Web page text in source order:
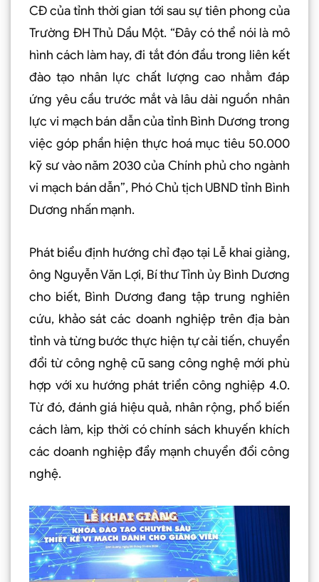
CĐ của tỉnh thời gian tới sau sự tiên phong của
Trường ĐH Thủ Dầu Một. “Đây có thể nói là mô
hình cách làm hay, đi tắt đón đầu trong liên kết
đào tạo nhân lực chất lượng cao nhằm đáp
ứng yêu cầu trước mắt và lâu dài nguồn nhân
lực vi mạch bán dẫn của tỉnh Bình Dương trong
việc góp phần hiện thực hoá mục tiêu 50.000
kỹ sư vào năm 2030 của Chính phủ cho ngành
vi mạch bán dẫn”, Phó Chủ tịch UBND tỉnh Bình
Dương nhấn mạnh.
Phát biểu định hướng chỉ đạo tại Lễ khai giảng,
ông Nguyễn Văn Lợi, Bí thư Tỉnh ủy Bình Dương
cho biết, Bình Dương đang tập trung nghiên
cứu, khảo sát các doanh nghiệp trên địa bàn
tỉnh và từng bước thực hiện tự cải tiến, chuyển
đổi từ công nghệ cũ sang công nghệ mới phù
hợp với xu hướng phát triển công nghiệp 4.0.
Từ đó, đánh giá hiệu quả, nhân rộng, phổ biến
cách làm, kịp thời có chính sách khuyến khích
các doanh nghiệp đẩy mạnh chuyển đổi công
nghệ.